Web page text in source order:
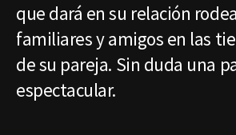
que dará en su relación
familiares y amigos en las
de su pareja. Sin duda una
espectacular.